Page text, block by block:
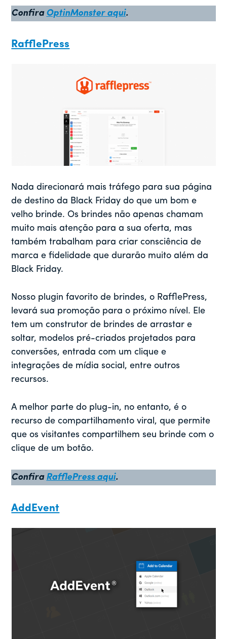
Confira OptinMonster aqui.
RafflePress
Nada direcionará mais tráfego para sua página
de destino da Black Friday do que um bom e
velho brinde. Os brindes não apenas chamam
muito mais atenção para a sua oferta, mas
também trabalham para criar consciência de
marca e fidelidade que durarão muito além da
Black Friday.
Nosso plugin favorito de brindes, o RafflePress,
levará sua promoção para o próximo nível. Ele
tem um construtor de brindes de arrastar e
soltar, modelos pré-criados projetados para
conversões, entrada com um clique e
integrações de mídia social, entre outros
recursos.
A melhor parte do plug-in, no entanto, é o
recurso de compartilhamento viral, que permite
que os visitantes compartilhem seu brinde com o
clique de um botão.
Confira RafflePress aqui.
AddEvent